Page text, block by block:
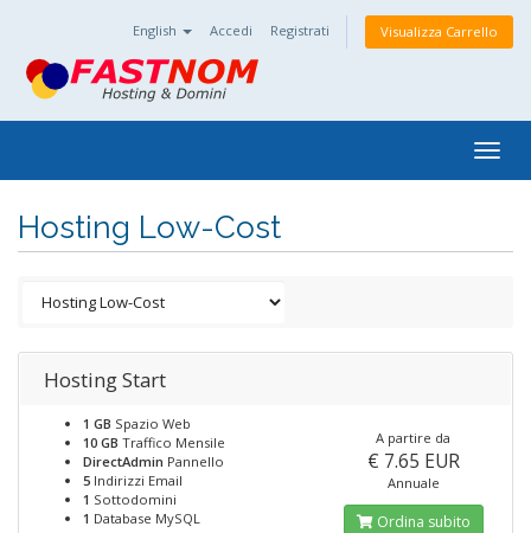
English Accedi Registrati Visualizza Carrello
Hosting Low-Cost
Hosting Start
1 GB Spazio Web
10 GB Traffico Mensile
DirectAdmin Pannello
5 Indirizzi Email
1 Sottodomini
1 Database MySQL
A partire da
€ 7.65 EUR
Annuale
Ordina subito